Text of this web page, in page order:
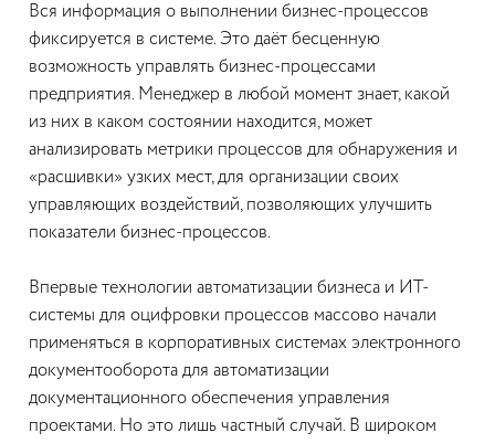
Вся информация о выполнении бизнес-процессов
фиксируется в системе. Это даёт бесценную
возможность управлять бизнес-процессами
предприятия. Менеджер в любой момент знает, какой
из них в каком состоянии находится, может
анализировать метрики процессов для обнаружения и
«расшивки» узких мест, для организации своих
управляющих воздействий, позволяющих улучшить
показатели бизнес-процессов.
Впервые технологии автоматизации бизнеса и ИТ-
системы для оцифровки процессов массово начали
применяться в корпоративных системах электронного
документооборота для автоматизации
документационного обеспечения управления
проектами. Но это лишь частный случай. В широком